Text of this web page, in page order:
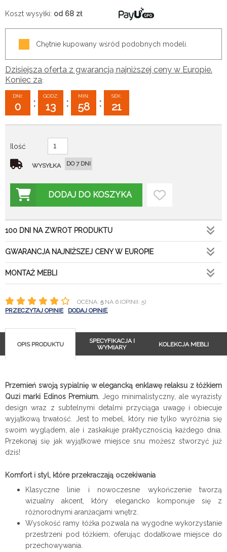
Koszt wysyłki: od 68 zł
Chętnie kupowany wśród podobnych modeli.
Dzisiejsza oferta z gwarancją najniższej ceny w Europie.
Koniec za:
DNI:
0 :
GODZ:
13 :
MIN:
58 :
SEK:
20
Ilość
WYSYŁKA DO 7 DNI
DODAJ DO KOSZYKA
100 DNI NA ZWROT PRODUKTU
GWARANCJA NAJNIŻSZEJ CENY W EUROPIE
MONTAŻ MEBLI
OCENA: 5NA 6 (OPINII: 5)
PRZECZYTAJ OPINIE
DODAJ OPINIĘ
OPIS PRODUKTU
SPECYFIKACJA I
WYMIARY
KOLEKCJA MEBLI
Przemień swoją sypialnię w elegancką enklawę relaksu z łóżkiem
Quzi marki Edinos Premium. Jego minimalistyczny, ale wyrazisty
design wraz z subtelnymi detalmi przyciąga uwagę i obiecuje
wyjątkową trwałość. Jest to mebel, który nie tylko wyróżnia się
swoim wyglądem, ale i zaskakuje praktycznością każdego dnia.
Przekonaj się jak wyjątkowe miejsce snu możesz stworzyć już
dziś!
Komfort i styl, które przekraczają oczekiwania
Klasyczne linie i nowoczesne wykończenie tworzą
wizualny akcent, który elegancko komponuje się z
różnorodnymi aranżacjami wnętrz.
Wysokość ramy łóżka pozwala na wygodne wykorzystanie
przestrzeni pod łóżkiem, oferując dodatkowe miejsce do
przechowywania.